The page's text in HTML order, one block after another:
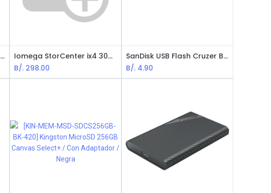
ADATA UV320 - Memoria Flash USB / 64GB / Azul
Iomega StorCenter ix4 300d - 4TB (4x 1TB) / CPU 1.3Ghz / 512MB / 2x Puertos Gigabit / 3x Puertos USB
B/. 298.00
SanDisk USB Flash Cruzer Blade / USB 2.0 / 16 GB
B/. 4.90